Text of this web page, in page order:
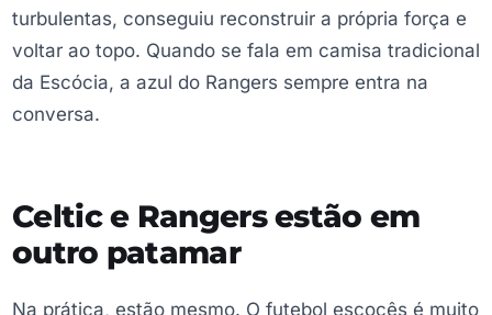
turbulentas, conseguiu reconstruir a própria força e
voltar ao topo. Quando se fala em camisa tradicional
da Escócia, a azul do Rangers sempre entra na
conversa.
Celtic e Rangers estão em
outro patamar
Na prática, estão mesmo. O futebol escocês é muito